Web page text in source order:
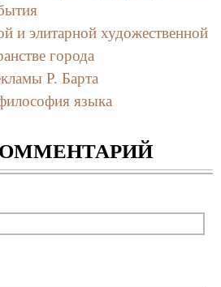
и элитарной художественной
города
Р. Барта
языка